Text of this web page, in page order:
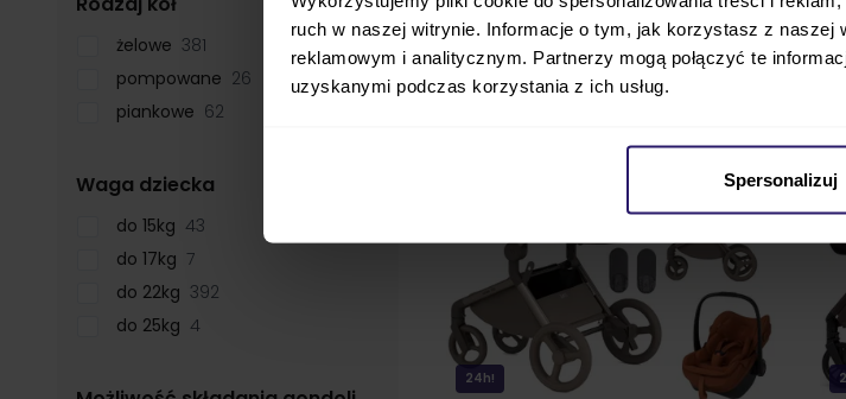
ruch w naszej witrynie. Informacje o tym, jak korzystasz z naszej
reklamowym i analitycznym. Partnerzy mogą połączyć te
uzyskanymi podczas korzystania z ich usług.
Spersonalizuj
żelowe 381
pompowane 26
piankowe 62
Waga dziecka
do 15kg 43
do 17kg 7
do 22kg 392
do 25kg 4
najniższa cena
4 428,00 zł
ZOBACZ
24h!